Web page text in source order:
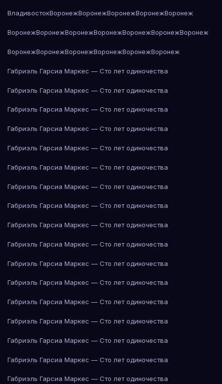
ВладивостокВоронежВоронежВоронежВоронежВоронеж
ВоронежВоронежВоронежВоронежВоронежВоронежВоронеж
ВоронежВоронежВоронежВоронежВоронежВоронеж
Габриэль Гарсиа Маркес — Сто лет одиночества
Габриэль Гарсиа Маркес — Сто лет одиночества
Габриэль Гарсиа Маркес — Сто лет одиночества
Габриэль Гарсиа Маркес — Сто лет одиночества
Габриэль Гарсиа Маркес — Сто лет одиночества
Габриэль Гарсиа Маркес — Сто лет одиночества
Габриэль Гарсиа Маркес — Сто лет одиночества
Габриэль Гарсиа Маркес — Сто лет одиночества
Габриэль Гарсиа Маркес — Сто лет одиночества
Габриэль Гарсиа Маркес — Сто лет одиночества
Габриэль Гарсиа Маркес — Сто лет одиночества
Габриэль Гарсиа Маркес — Сто лет одиночества
Габриэль Гарсиа Маркес — Сто лет одиночества
Габриэль Гарсиа Маркес — Сто лет одиночества
Габриэль Гарсиа Маркес — Сто лет одиночества
Габриэль Гарсиа Маркес — Сто лет одиночества
Габриэль Гарсиа Маркес — Сто лет одиночества